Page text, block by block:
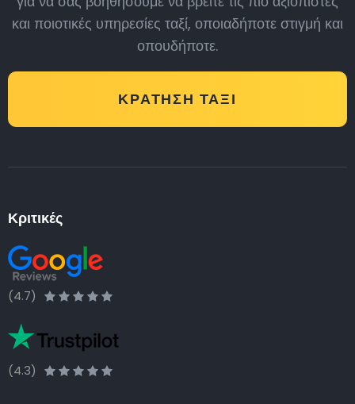
και ποιοτικές υπηρεσίες ταξί, οποιαδήποτε στιγμή και
οπουδήποτε.
ΚΡΆΤΗΣΗ ΤΑΞΊ
Κριτικές
(4.7)
(4.3)